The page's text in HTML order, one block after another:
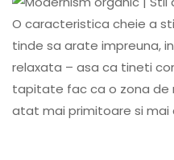
O caracteristica cheie a
tinde sa arate impreuna,
relaxata – asa ca tineti
tapitate fac ca o zona de
atat mai primitoare si mai